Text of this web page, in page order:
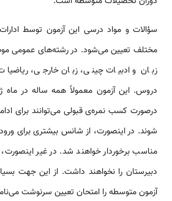
سؤالات و مواد درسی این آزمون توسط
مختلف تعیین می‌شود. در رشته‌های عمومی
زبان و ادبیات چینی، زبان خارجی،
دروس. این آزمون معمولاً همه ساله در ماه
درصورت کسب نمره‌ی قبولی می‌توانند برای
شوند. در این­صورت، از شانس بیشتری برای
مناسب برخوردار خواهند شد. در غیر
دبیرستان را نخواهند داشت. از این جهت
آزمون متوسطه را امتحان تعیین سرنوشت